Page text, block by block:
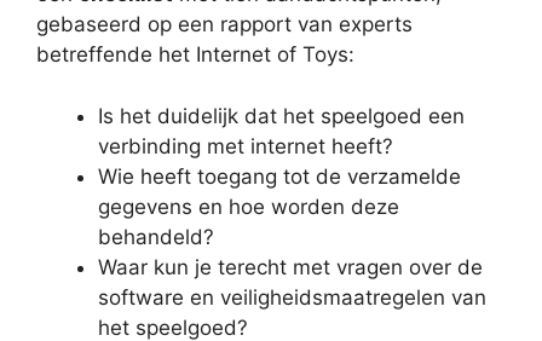
gebaseerd op een rapport van experts
betreffende het Internet of Toys:
Is het duidelijk dat het speelgoed een
verbinding met internet heeft?
Wie heeft toegang tot de verzamelde
gegevens en hoe worden deze
behandeld?
Waar kun je terecht met vragen over de
software en veiligheidsmaatregelen van
het speelgoed?